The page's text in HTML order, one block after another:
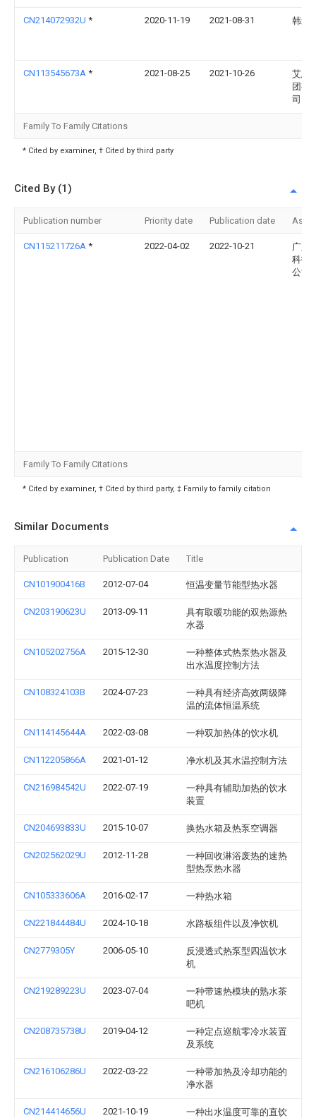
CN214072932U * 2020-11-19 2021-08-31 韩爱
CN113545673A * 2021-08-25 2021-10-26
艾恩
团有
司
Family To Family Citations
* Cited by examiner, † Cited by third party
Cited By (1)
Publication number Priority date Publication date
CN115211726A * 2022-04-02 2022-10-21
广东
科技
公司
Family To Family Citations
* Cited by examiner, † Cited by third party, ‡ Family to family citation
Similar Documents
Publication Publication Date Title
CN101900416B 2012-07-04 恒温变量节能型热水器
CN203190623U 2013-09-11
具有取暖功能的双热源热
水器
CN105202756A 2015-12-30
一种整体式热泵热水器及
出水温度控制方法
CN108324103B 2024-07-23
一种具有经济高效两级降
温的流体恒温系统
CN114145644A 2022-03-08 一种双加热体的饮水机
CN112205866A 2021-01-12 净水机及其水温控制方法
CN216984542U 2022-07-19
一种具有辅助加热的饮水
装置
CN204693833U 2015-10-07 换热水箱及热泵空调器
CN202562029U 2012-11-28
一种回收淋浴废热的速热
型热泵热水器
CN105333606A 2016-02-17 一种热水箱
CN221844484U 2024-10-18 水路板组件以及净饮机
CN2779305Y 2006-05-10
反浸透式热泵型四温饮水
机
CN219289223U 2023-07-04
一种带速热模块的熟水茶
吧机
CN208735738U 2019-04-12
一种定点巡航零冷水装置
及系统
CN216106286U 2022-03-22
一种带加热及冷却功能的
净水器
CN214414656U 2021-10-19
一种出水温度可靠的直饮